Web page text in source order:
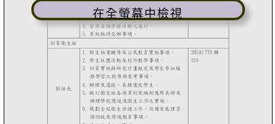
在全螢幕中檢視